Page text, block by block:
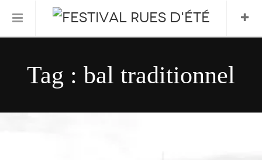
L’association
Tag : bal traditionnel